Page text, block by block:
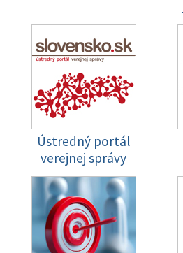
Ústredný portál
verejnej správy